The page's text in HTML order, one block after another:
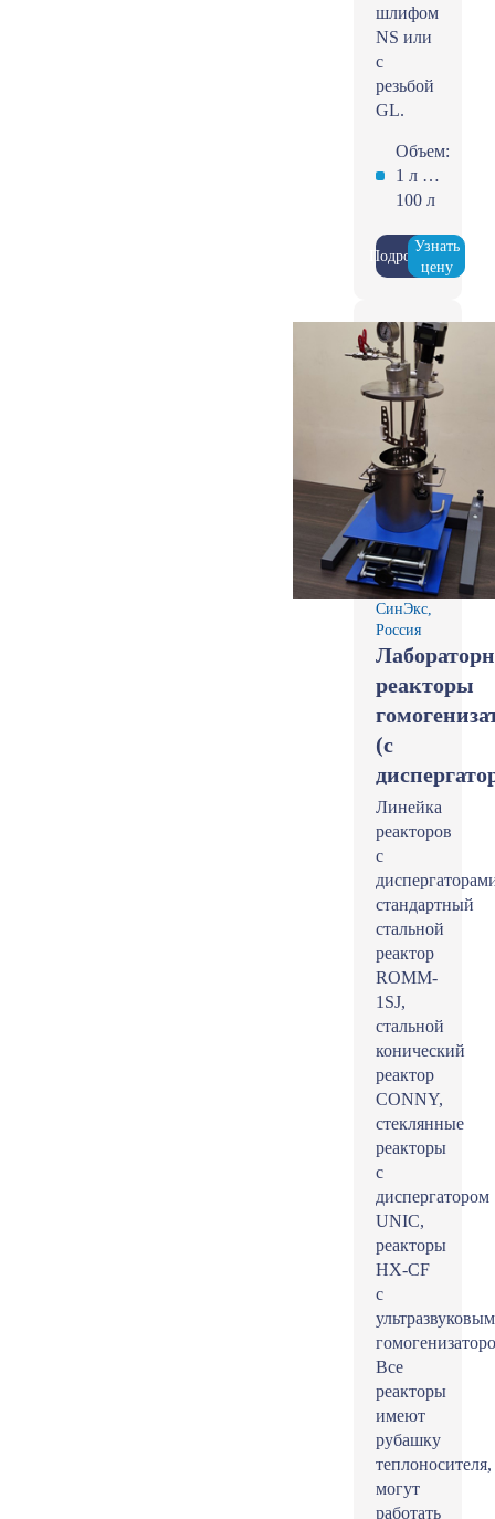
шлифом
NS или
с
резьбой
GL.
Объем:
1 л …
100 л
Подробнее
Узнать
цену
СинЭкс,
Россия
реакторы
(с
Линейка
реакторов
с
стандартный
стальной
реактор
ROMM-
1SJ,
стальной
конический
реактор
CONNY,
стеклянные
реакторы
с
диспергатором
UNIC,
реакторы
HX-CF
с
ультразвуковым
Все
реакторы
имеют
рубашку
теплоносителя,
могут
работать